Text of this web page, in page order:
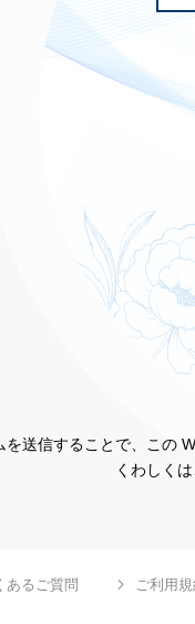
を送信することで、この
くわしく
あるご質問 ご利用規